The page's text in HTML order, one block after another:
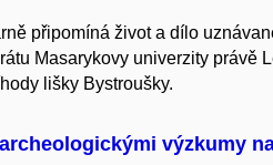
připomíná život a dílo
Masarykovy univerzity právě
lišky Bystroušky.
výzkumy